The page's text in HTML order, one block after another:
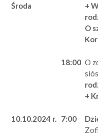
Środa
+
O
18:00 O
+
10.10.2024 r. 7:00